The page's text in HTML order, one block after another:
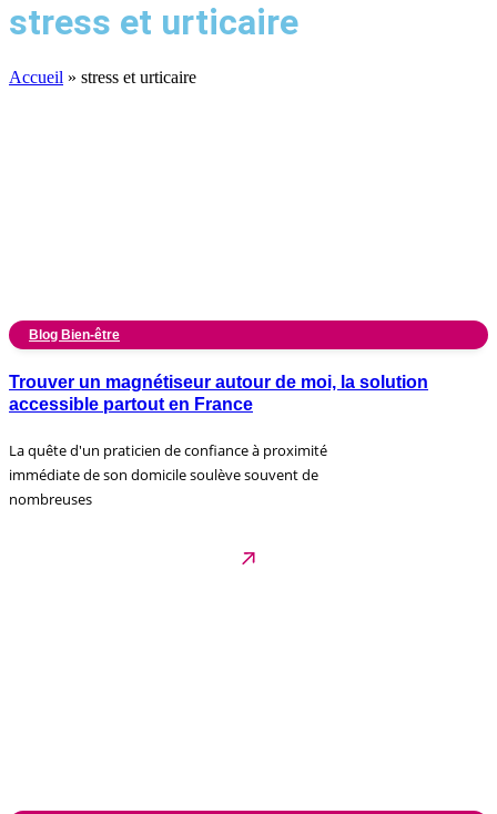
stress et urticaire
Accueil » stress et urticaire
Blog Bien-être
Trouver un magnétiseur autour de moi, la solution
accessible partout en France
La quête d'un praticien de confiance à proximité
immédiate de son domicile soulève souvent de
nombreuses